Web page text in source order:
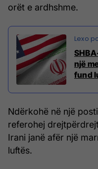
orët e ardhshme.
një
fund
Ndërkohë në një
referohej
Irani janë afër një
luftës.